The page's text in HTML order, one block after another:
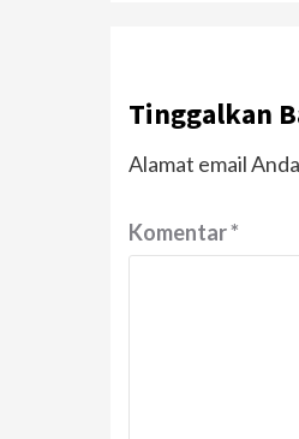
Tinggalkan
Alamat email
Komentar*